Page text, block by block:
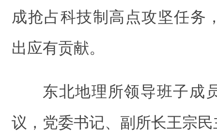
成抢占科技制高点攻坚任务
出应有贡献。
东北地理所领导班子成
议， 党委书记、副所长王宗